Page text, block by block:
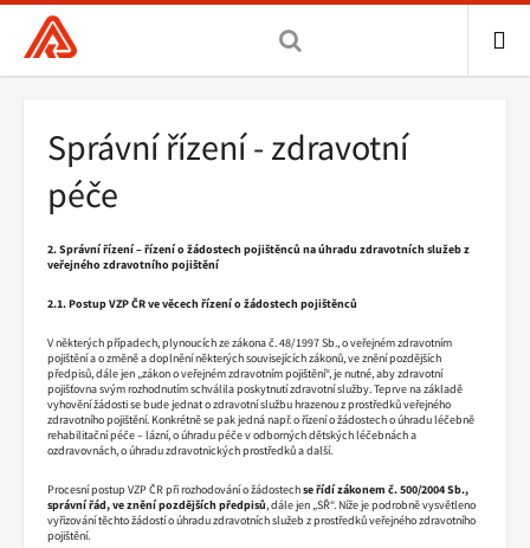
Všeobecná
zdravotní
hlavní
stránka
Drobečková
navigace
Správní řízení - zdravotní
péče
2. Správní řízení – řízení o žádostech pojištěnců na úhradu zdravotních služeb z
veřejného zdravotního pojištění
2.1. Postup VZP ČR ve věcech řízení o žádostech pojištěnců
V některých případech, plynoucích ze zákona č. 48/1997 Sb., o veřejném zdravotním
pojištění a o změně a doplnění některých souvisejících zákonů, ve znění pozdějších
předpisů, dále jen „zákon o veřejném zdravotním pojištění“, je nutné, aby zdravotní
pojišťovna svým rozhodnutím schválila poskytnutí zdravotní služby. Teprve na základě
vyhovění žádosti se bude jednat o zdravotní službu hrazenou z prostředků veřejného
zdravotního pojištění. Konkrétně se pak jedná např. o řízení o žádostech o úhradu léčebně
rehabilitační péče – lázní, o úhradu péče v odborných dětských léčebnách a
ozdravovnách, o úhradu zdravotnických prostředků a další.
Procesní postup VZP ČR při rozhodování o žádostechse řídí zákonem č. 500/2004 Sb.,
správní řád, ve znění pozdějších předpisů, dále jen „SŘ“. Níže je podrobně vysvětleno
vyřizování těchto žádostí o úhradu zdravotních služeb z prostředků veřejného zdravotního
pojištění.